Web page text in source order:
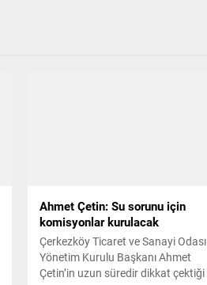
Ahmet Çetin: Su sorunu için
komisyonlar kurulacak
Çerkezköy Ticaret ve Sanayi Odası
Yönetim Kurulu Başkanı Ahmet
Çetin’in uzun süredir dikkat çektiği